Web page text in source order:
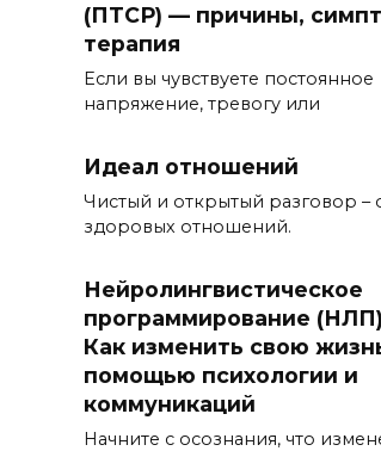
(ПТСР) — причины,
терапия
Если вы чувствуете постоянное
напряжение, тревогу или
Идеал отношений
Чистый и открытый разговор –
здоровых отношений.
Нейролингвистическое
программирование
Как изменить свою
помощью психологии и
коммуникаций
Начните с осознания, что